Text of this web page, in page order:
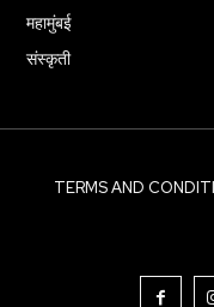
महामुंबई
संस्कृती
TERMS AND